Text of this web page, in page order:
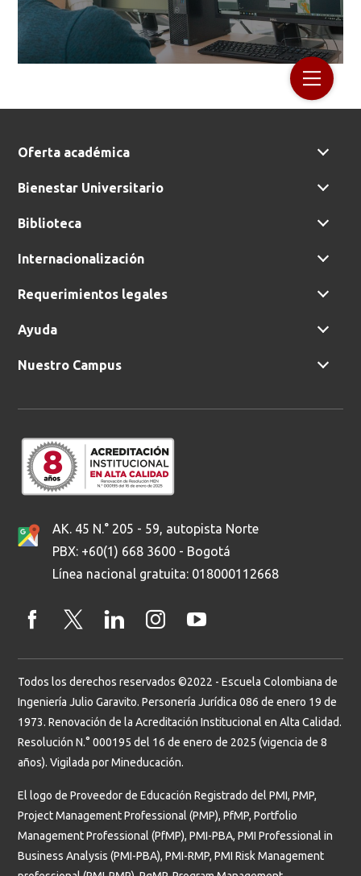
Oferta académica
Bienestar Universitario
Biblioteca
Internacionalización
Requerimientos legales
Ayuda
Nuestro Campus
AK. 45 N.° 205 - 59, autopista Norte
PBX: +60(1) 668 3600 - Bogotá
Línea nacional gratuita: 018000112668
Todos los derechos reservados ©2022 - Escuela Colombiana de
Ingeniería Julio Garavito. Personería Jurídica 086 de enero 19 de
1973. Renovación de la Acreditación Institucional en Alta Calidad.
Resolución N.° 000195 del 16 de enero de 2025 (vigencia de 8
años). Vigilada por Mineducación.
El logo de Proveedor de Educación Registrado del PMI, PMP,
Project Management Professional (PMP), PfMP, Portfolio
Management Professional (PfMP), PMI-PBA, PMI Professional in
Business Analysis (PMI-PBA), PMI-RMP, PMI Risk Management